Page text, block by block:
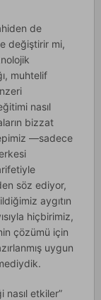
de
değiştirir mi,
muhtelif
nasıl
bizzat
—sadece
söz ediyor,
aygıtın
hiçbirimiz,
çözümü için
uygun
nasıl etkiler”